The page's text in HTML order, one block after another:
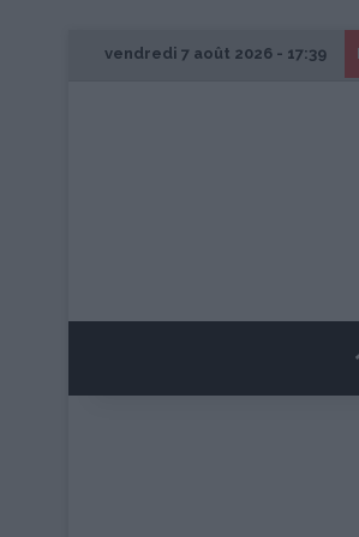
vendredi 7 août 2026 - 17:39